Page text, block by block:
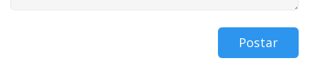
Postar